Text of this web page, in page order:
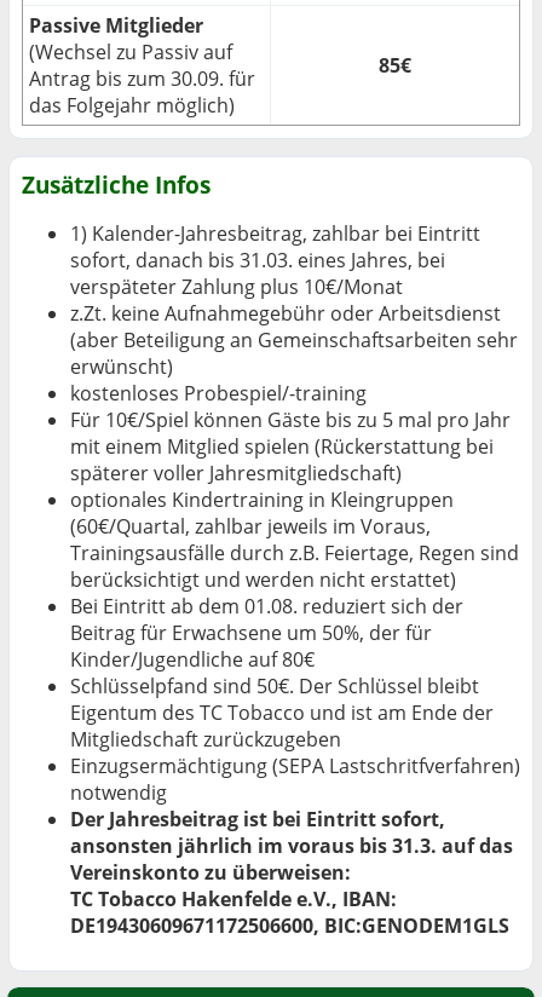
Passive Mitglieder
(Wechsel zu Passiv auf
Antrag bis zum 30.09. für
das Folgejahr möglich)
85€
Zusätzliche Infos
1) Kalender-Jahresbeitrag, zahlbar bei Eintritt
sofort, danach bis 31.03. eines Jahres, bei
verspäteter Zahlung plus 10€/Monat
z.Zt. keine Aufnahmegebühr oder Arbeitsdienst
(aber Beteiligung an Gemeinschaftsarbeiten sehr
erwünscht)
kostenloses Probespiel/-training
Für 10€/Spiel können Gäste bis zu 5 mal pro Jahr
mit einem Mitglied spielen (Rückerstattung bei
späterer voller Jahresmitgliedschaft)
optionales Kindertraining in Kleingruppen
(60€/Quartal, zahlbar jeweils im Voraus,
Trainingsausfälle durch z.B. Feiertage, Regen sind
berücksichtigt und werden nicht erstattet)
Bei Eintritt ab dem 01.08. reduziert sich der
Beitrag für Erwachsene um 50%, der für
Kinder/Jugendliche auf 80€
Schlüsselpfand sind 50€. Der Schlüssel bleibt
Eigentum des TC Tobacco und ist am Ende der
Mitgliedschaft zurückzugeben
Einzugsermächtigung (SEPA Lastschritfverfahren)
notwendig
Der Jahresbeitrag ist bei Eintritt sofort,
ansonsten jährlich im voraus bis 31.3. auf das
Vereinskonto zu überweisen:
TC Tobacco Hakenfelde e.V., IBAN:
DE19430609671172506600, BIC:GENODEM1GLS